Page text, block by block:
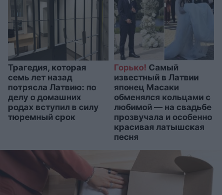
Трагедия, которая
семь лет назад
потрясла Латвию: по
делу о домашних
родах вступил в силу
тюремный срок
Горько! Самый
известный в Латвии
японец Масаки
обменялся кольцами с
любимой — на свадьбе
прозвучала и особенно
красивая латышская
песня